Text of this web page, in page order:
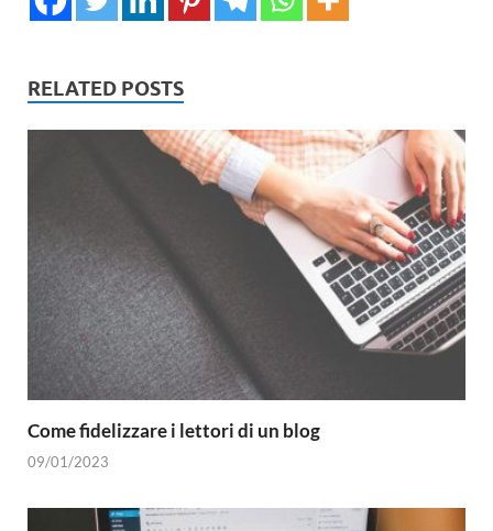
RELATED POSTS
Come fidelizzare i lettori di un blog
09/01/2023